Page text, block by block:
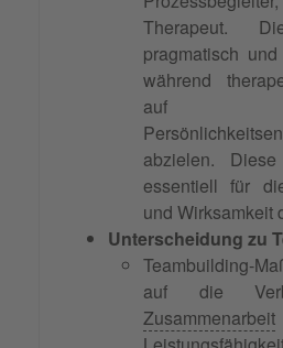
Therapeut.
pragmatisch
während
auf
abzielen.
essentiell für
und Wirksamkeit
Unterscheidung zu
Teambuilding-
auf die
Zusammenarbeit